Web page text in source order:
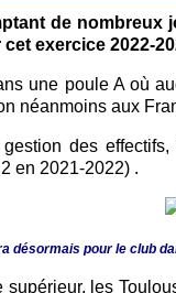
de
exercice 2022-
une poule A où
néanmoins aux
des effectifs,
en 2021-2022) .
désormais pour le club
les